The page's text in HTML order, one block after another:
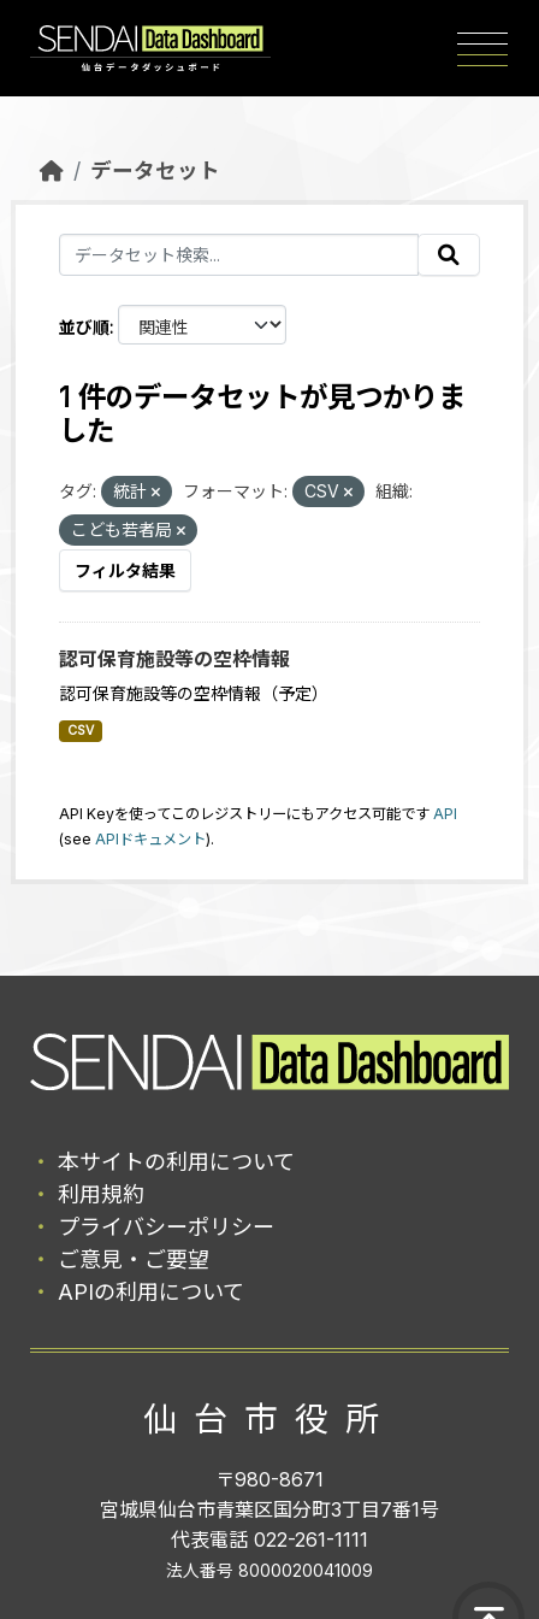
データセット
並び順
1 件のデータセットが見つかりま
した
タグ: 統計 フォーマット: CSV
組織:
こども若者局
フィルタ結果
認可保育施設等の空枠情報
認可保育施設等の空枠情報（予定）
CSV
API Keyを使ってこのレジストリーにもアクセス可能です API
(see APIドキュメント).
本サイトの利用について
利用規約
プライバシーポリシー
ご意見・ご要望
APIの利用について
仙台市役所
〒980-8671
宮城県仙台市青葉区国分町3丁目7番1号
代表電話 022-261-1111
法人番号 8000020041009